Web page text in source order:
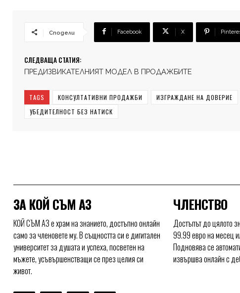
Сподели Facebook X
СЛЕДВАЩА СТАТИЯ:
ПРЕДИЗВИКАТЕЛНИЯТ МОДЕЛ В ПРОДАЖБИТЕ
TAGS КОНСУЛТАТИВНИ ПРОДАЖБИ ИЗГРАЖДАНЕ НА ДОВЕРИЕ
УБЕДИТЕЛНОСТ БЕЗ НАТИСК
ЗА КОЙ СЪМ АЗ
КОЙ СЪМ АЗ е храм на знанието, достъпно онлайн
само за членовете му. В същността си е дигитален
университет за душата и успеха, посветен на
мъжете, усъвършенстващи се през целия си
живот.
ЧЛЕНСТВО
Достъпът до цялото
99.99 евро на месец
Подновява се
извършва онлайн с